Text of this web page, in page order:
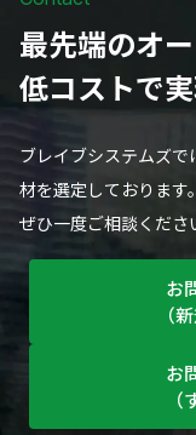
最先端のオ
低コストで実
ブレイブシステムズ
材を選定しております。
ぜひ一度ご相談くださ
お
（
お